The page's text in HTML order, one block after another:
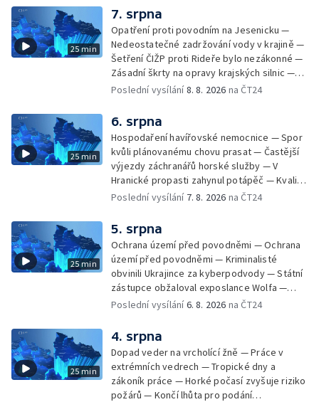
25 min
7. srpna
Opatření proti povodním na Jesenicku —
Nedeostatečné zadržování vody v krajině —
Šetření ČIŽP proti Rideře bylo nezákonné —
Zásadní škrty na opravy krajských silnic —
Zásadní škrty na opravy krajských silnic —
covidem — Úhyny ryb kvůli vysokým
teplotám — Problémy se zásobování vodou
v MS kraji nehrozí — testováním na
západonilskou horečku — Den židovských
památek
Poslední vysílání8. 8. 2026 na ČT24
25 min
6. srpna
Hospodaření havířovské nemocnice — Spor
kvůli plánovanému chovu prasat — Častější
výjezdy záchranářů horské služby — V
Hranické propasti zahynul potápěč — Kvalita
vody ke koupání — Zavlažování zeleniny v
Kempování v horkém počasí — Výběr ze
sociálních sítí Události Ostrava — Zkoumání
horka na zastávkách MHD — Promítání filmu
Odyssea z 35 mm pásu
Poslední vysílání 7. 8. 2026 na ČT24
25 min
5. srpna
Ochrana území před povodněmi — Ochrana
území před povodněmi — Kriminalisté
obvinili Ukrajince za kyberpodvody — Státní
zástupce obžaloval exposlance Wolfa —
Péče o hospodářská zvířata ve vedrech —
depozitu Vlastivědného muzea Olomouc —
Zakládání nových dětských skupin — Výběr
ze sociálních sítí Události Ostrava — Tresty
pro fotbalisty za korupci — Po stopách
Gebharda Blüchera
Poslední vysílání6. 8. 2026 na ČT24
25 min
4. srpna
Dopad veder na vrcholící žně — Práce v
extrémních vedrech — Tropické dny a
zákoník práce — Horké počasí zvyšuje riziko
požárů — Končí lhůta pro podání